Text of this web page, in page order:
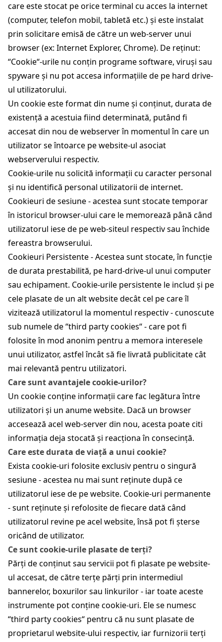
care este stocat pe orice terminal cu acces la internet
(computer, telefon mobil, tabletă etc.) și este instalat
prin solicitare emisă de către un web-server unui
browser (ex: Internet Explorer, Chrome). De reținut:
“Cookie“-urile nu conțin programe software, viruși sau
spyware și nu pot accesa informațiile de pe hard drive-
ul utilizatorului.
Un cookie este format din nume și conținut, durata de
existență a acestuia fiind determinată, putând fi
accesat din nou de webserver în momentul în care un
utilizator se întoarce pe website-ul asociat
webserverului respectiv.
Cookie-urile nu solicită informații cu caracter personal
și nu identifică personal utilizatorii de internet.
Cookieuri de sesiune - acestea sunt stocate temporar
în istoricul browser-ului care le memorează până când
utilizatorul iese de pe web-siteul respectiv sau închide
fereastra browserului.
Cookieuri Persistente - Acestea sunt stocate, în funcție
de durata prestabilită, pe hard-drive-ul unui computer
sau echipament. Cookie-urile persistente le includ și pe
cele plasate de un alt website decât cel pe care îl
vizitează utilizatorul la momentul respectiv - cunoscute
sub numele de “third party cookies“ - care pot fi
folosite în mod anonim pentru a memora interesele
unui utilizator, astfel încât să fie livrată publicitate cât
mai relevantă pentru utilizatori.
Care sunt avantajele cookie-urilor?
Un cookie conține informații care fac legătura între
utilizatori și un anume website. Dacă un browser
accesează acel web-server din nou, acesta poate citi
informația deja stocată și reacționa în consecință.
Care este durata de viață a unui cookie?
Exista cookie-uri folosite exclusiv pentru o singură
sesiune - acestea nu mai sunt reținute după ce
utilizatorul iese de pe website. Cookie-uri permanente
- sunt reținute și refolosite de fiecare dată când
utilizatorul revine pe acel website, însă pot fi șterse
oricând de utilizator.
Ce sunt cookie-urile plasate de terți?
Părți de conținut sau servicii pot fi plasate pe website-
ul accesat, de către terțe părți prin intermediul
bannerelor, boxurilor sau linkurilor - iar toate aceste
instrumente pot conține cookie-uri. Ele se numesc
“third party cookies“ pentru că nu sunt plasate de
proprietarul website-ului respectiv, iar furnizorii terți